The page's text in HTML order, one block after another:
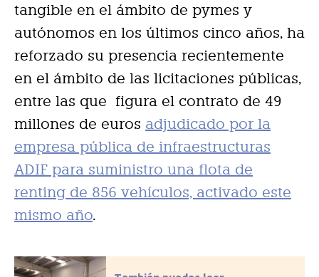
tangible en el ámbito de pymes y
autónomos en los últimos cinco años, ha
reforzado su presencia recientemente
en el ámbito de las licitaciones públicas,
entre las que figura el contrato de 49
millones de euros adjudicado por la
empresa pública de infraestructuras
ADIF para suministro una flota de
renting de 856 vehículos, activado este
mismo año.